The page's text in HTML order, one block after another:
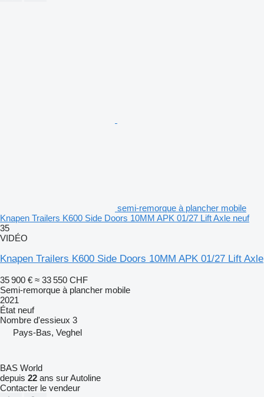
semi-remorque à plancher mobile
Knapen Trailers K600 Side Doors 10MM APK 01/27 Lift Axle neuf
35
VIDÉO
Knapen Trailers K600 Side Doors 10MM APK 01/27 Lift Axle
35 900 € ≈ 33 550 CHF
Semi-remorque à plancher mobile
2021
État neuf
Nombre d'essieux 3
Pays-Bas, Veghel
BAS World
depuis 22 ans sur Autoline
Contacter le vendeur